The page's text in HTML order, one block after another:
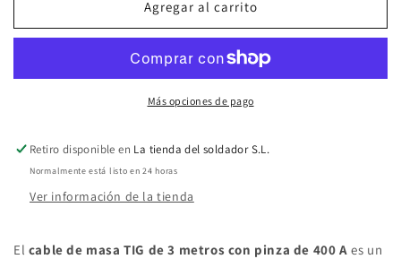
Cable
(pinza
a
para
Cable
de
masa
(pinza
a
Agregar al carrito
Más opciones de pago
Retiro disponible en La tienda del soldador S.L.
Normalmente está listo en 24 horas
Ver información de la tienda
El cable de masa TIG de 3 metros con pinza de 400 A es un